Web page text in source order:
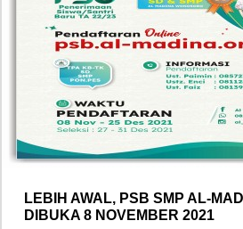
LEBIH AWAL, PSB SMP AL-
DIBUKA 8 NOVEMBER 2021